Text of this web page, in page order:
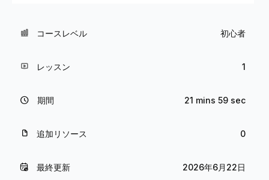
コースレベル 初心者
レッスン 1
期間 21 mins 59 sec
追加リソース 0
最終更新 2026年6月22日